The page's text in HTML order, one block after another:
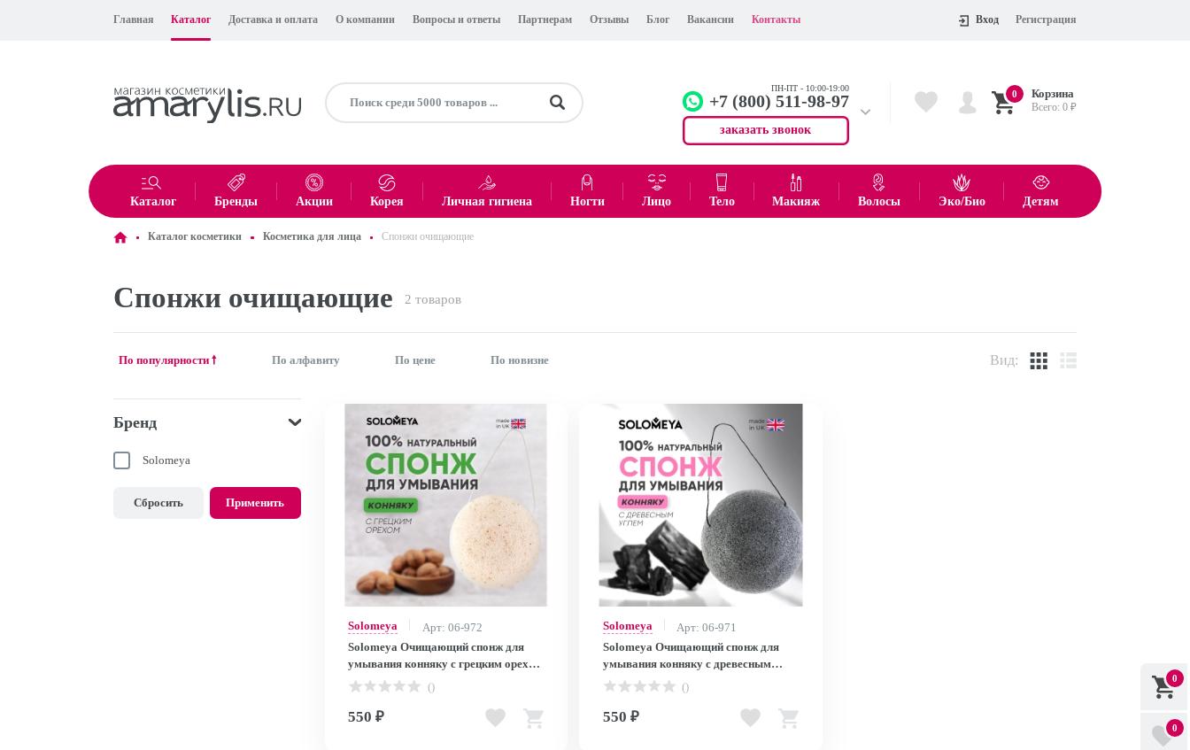
Главная Каталог Доставка и оплата О компании Вопросы и ответы Партнерам Отзывы Блог Вакансии Контакты Вход Регистрация
ПН-ПТ - 10:00-19:00
+7 (800) 511-98-97
заказать звонок
Офис +7 (499) 704-55-75
0 Корзина
Всего:0 ₽
показать все товары
Каталог Бренды Акции Корея Личная гигиена Ногти Лицо Тело Макияж Волосы Эко/Био Детям
0
0
Каталог косметики Косметика для лица Спонжи очищающие
Спонжи очищающие 2 товаров
По популярности 🠕 По алфавиту По цене По новизне Вид:
Бренд
Solomeya
Сбросить Применить
Solomeya
Арт: 06-972
Solomeya Очищающий спонж для
умывания конняку с грецким орехом
/ Konjac Sponge with Walnut, 1 шт
()
550 ₽
Solomeya
Арт: 06-971
Solomeya Очищающий спонж для
умывания конняку с древесным
углем / Charcoal Konjac Sponge, 1 шт
()
550 ₽